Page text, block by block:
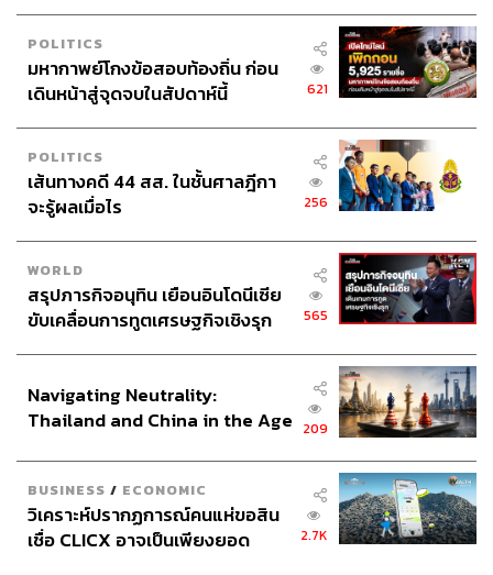
POLITICS
มหากาพย์โกงข้อสอบท้องถิ่น ก่อน
เดินหน้าสู่จุดจบในสัปดาห์นี้
621
POLITICS
เส้นทางคดี 44 สส. ในชั้นศาลฎีกา
จะรู้ผลเมื่อไร
256
WORLD
สรุปภารกิจอนุทิน เยือนอินโดนีเซีย
ขับเคลื่อนการทูตเศรษฐกิจเชิงรุก
565
Navigating Neutrality:
Thailand and China in the Age
209
BUSINESS / ECONOMIC
วิเคราะห์ปรากฏการณ์คนแห่ขอสิน
เชื่อ CLICX อาจเป็นเพียงยอด
2.7K